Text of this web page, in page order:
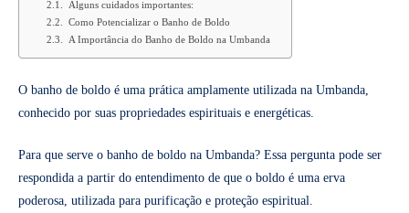
Alguns cuidados importantes:
Como Potencializar o Banho de Boldo
A Importância do Banho de Boldo na Umbanda
O banho de boldo é uma prática amplamente utilizada na Umbanda,
conhecido por suas propriedades espirituais e energéticas.
Para que serve o banho de boldo na Umbanda? Essa pergunta pode ser
respondida a partir do entendimento de que o boldo é uma erva
poderosa, utilizada para purificação e proteção espiritual.